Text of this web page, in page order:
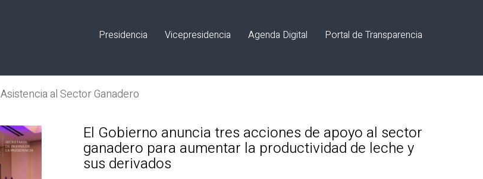
Presidencia Vicepresidencia Agenda Digital Portal de Transparencia
Asistencia al Sector Ganadero
El Gobierno anuncia tres acciones de apoyo al sector
ganadero para aumentar la productividad de leche y
sus derivados